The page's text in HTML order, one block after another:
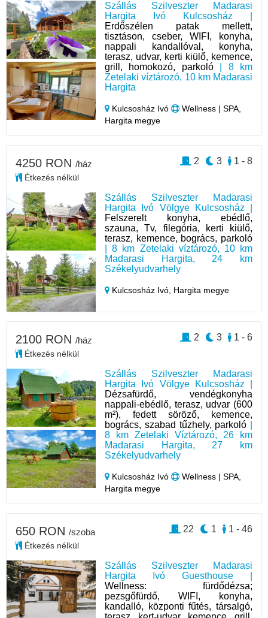
Szállás Szilveszter Madarasi
Hargita Ivó Kulcsosház |
Erdőszélen patak mellett,
tisztáson, cseber, WIFI, konyha,
nappali kandallóval, konyha,
terasz, udvar, kerti kiülő, kemence,
grill, homokozó, parkoló| 8 km
Zetelaki víztározó, 10 km Madarasi
Hargita
Kulcsosház Ivó
Wellness | SPA,
Hargita megye
Szállás Szilveszter Madarasi
Hargita Ivó Völgye Kulcsosház |
Felszerelt konyha, ebédlő,
szauna, Tv, filegória, kerti kiülő,
terasz, kemence, bogrács, parkoló
| 8 km Zetelaki víztározó, 10 km
Madarasi Hargita, 24 km
Székelyudvarhely
Kulcsosház Ivó, Hargita megye
4250 RON /ház
Étkezés nélkül
1 - 8
3
2
Szállás Szilveszter Madarasi
Hargita Ivó Völgye Kulcsosház |
Dézsafürdő, vendégkonyha
nappali-ebédlő, terasz, udvar (600
m²), fedett söröző, kemence,
bogrács, szabad tűzhely, parkoló
8 km Zetelaki Víztározó, 26 km
Madarasi Hargita, 27 km
Székelyudvarhely
Kulcsosház Ivó
Wellness | SPA,
Hargita megye
2100 RON /ház
Étkezés nélkül
1 - 6
3
2
Szállás Szilveszter Madarasi
Hargita Ivó Guesthouse |
Wellness: fürdődézsa;
pezsgőfürdő, WIFI, konyha,
kandalló, központi fűtés, társalgó,
650 RON /szoba
Étkezés nélkül
1 - 46
1
22